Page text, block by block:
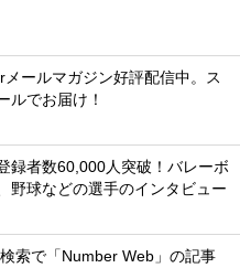
メールマガジン好評配信中。ス
ルでお届け！
録者数60,000人突破！バレーボ
野球などの選手のインタビュー
索で「Number Web」の記事